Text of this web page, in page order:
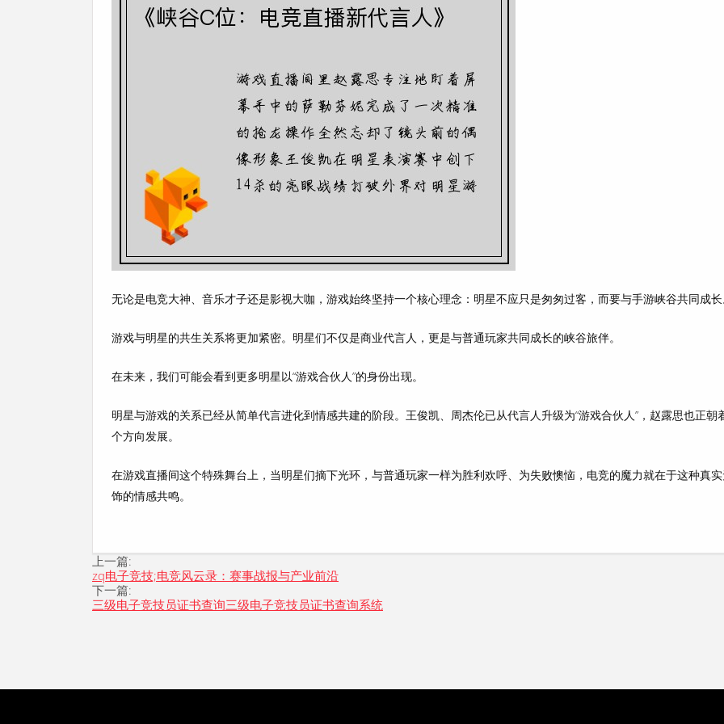
无论是电竞大神、音乐才子还是影视大咖，游戏始终坚持一个核心理念： 明星不应只是匆匆过客，而要与手游峡谷共同成长
游戏与明星的共生关系将更加紧密。明星们不仅是商业代言人，更是与普通玩家共同成长的峡谷旅伴。
在未来，我们可能会看到更多明星以“游戏合伙人”的身份出现。
明星与游戏的关系已经从简单代言进化到情感共建的阶段。王俊凯、周杰伦已从代言人升级为“游戏合伙人”，赵露思也正朝
个方向发展。
在游戏直播间这个特殊舞台上，当明星们摘下光环，与普通玩家一样为胜利欢呼、为失败懊恼，电竞的魔力就在于这种真
饰的情感共鸣。
上一篇:
zq电子竞技;电竞风云录：赛事战报与产业前沿
下一篇:
三级电子竞技员证书查询三级电子竞技员证书查询系统